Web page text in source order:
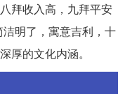
拜收入高，九拜平安
明了，寓意吉利，十
厚的文化内涵。